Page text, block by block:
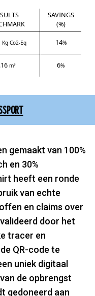
SAVINGS
(%)
Kg Co2-Eq 14%
m³ 6%
gemaakt van 100%
en 30%
heeft een ronde
van echte
en claims over
door het
tracer en
QR-code te
uniek digitaal
de opbrengst
gedoneerd aan